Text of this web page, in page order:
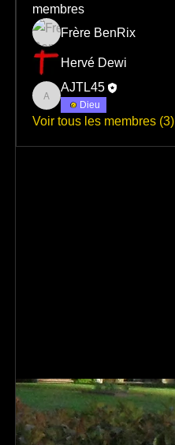
membres
Frère BenRix
Hervé Dewi
AJTL45
AJTL45
Dieu
Voir tous les membres (3)